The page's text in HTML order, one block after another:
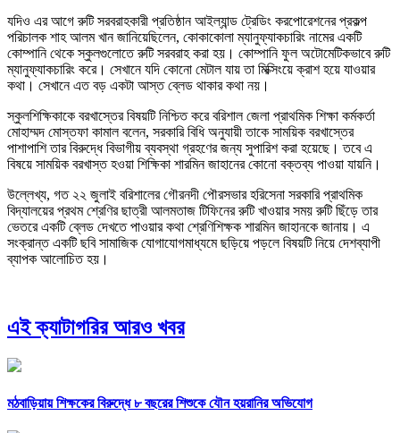
যদিও এর আগে রুটি সরবরাহকারী প্রতিষ্ঠান আইল্যান্ড ট্রেডিং করপোরেশনের প্রকল্প
পরিচালক শাহ আলম খান জানিয়েছিলেন, কোকাকোলা ম্যানুফ্যাকচারিং নামের একটি
কোম্পানি থেকে স্কুলগুলোতে রুটি সরবরাহ করা হয়। কোম্পানি ফুল অটোমেটিকভাবে রুটি
ম্যানুফ্যাকচারিং করে। সেখানে যদি কোনো মেটাল যায় তা মিক্সিংয়ে ক্রাশ হয়ে যাওয়ার
কথা। সেখানে এত বড় একটা আস্ত ব্লেড থাকার কথা নয়।
স্কুলশিক্ষিকাকে বরখাস্তের বিষয়টি নিশ্চিত করে বরিশাল জেলা প্রাথমিক শিক্ষা কর্মকর্তা
মোহাম্মদ মোস্তফা কামাল বলেন, সরকারি বিধি অনুযায়ী তাকে সাময়িক বরখাস্তের
পাশাপাশি তার বিরুদ্ধে বিভাগীয় ব্যবস্থা গ্রহণের জন্য সুপারিশ করা হয়েছে। তবে এ
বিষয়ে সাময়িক বরখাস্ত হওয়া শিক্ষিকা শারমিন জাহানের কোনো বক্তব্য পাওয়া যায়নি।
উল্লেখ্য, গত ২২ জুলাই বরিশালের গৌরনদী পৌরসভার হরিসেনা সরকারি প্রাথমিক
বিদ্যালয়ের প্রথম শ্রেণির ছাত্রী আলমতাজ টিফিনের রুটি খাওয়ার সময় রুটি ছিঁড়ে তার
ভেতরে একটি ব্লেড দেখতে পাওয়ার কথা শ্রেণিশিক্ষক শারমিন জাহানকে জানায়। এ
সংক্রান্ত একটি ছবি সামাজিক যোগাযোগমাধ্যমে ছড়িয়ে পড়লে বিষয়টি নিয়ে দেশব্যাপী
ব্যাপক আলোচিত হয়।
এই ক্যাটাগরির আরও খবর
মঠবাড়িয়ায় শিক্ষকের বিরুদ্ধে ৮ বছরের শিশুকে যৌন হয়রানির অভিযোগ